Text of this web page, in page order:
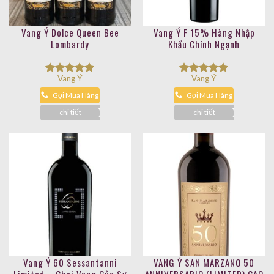
Vang Ý Dolce Queen Bee
Lombardy
Được xếp
hạng 5.00
5 sao
Vang Ý
Gọi Mua Hàng
chi tiết
Vang Ý F 15% Hàng Nhập
Khẩu Chính Ngạnh
Được xếp
hạng 5.00
5 sao
Vang Ý
Gọi Mua Hàng
chi tiết
Vang Ý 60 Sessantanni
VANG Ý SAN MARZANO 50